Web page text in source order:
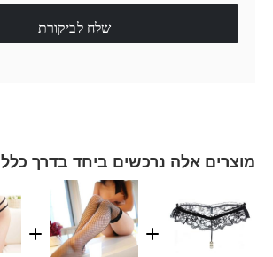
שלח לביקורת
מוצרים אלה נרכשים ביחד בדרך כלל